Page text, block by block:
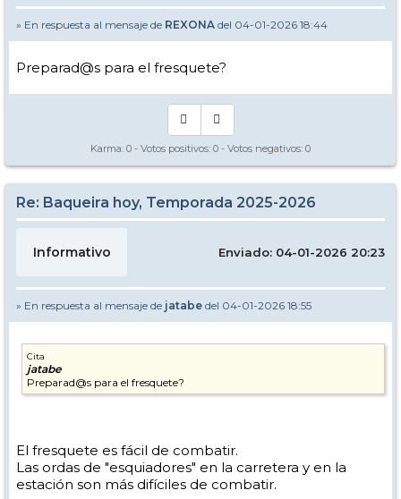
» En respuesta al mensaje de REXONA del 04-01-2026 18:44
Preparad@s para el fresquete?
Karma: 0 - Votos positivos: 0 - Votos negativos: 0
Re: Baqueira hoy, Temporada 2025-2026
Informativo Enviado: 04-01-2026 20:23
» En respuesta al mensaje de jatabe del 04-01-2026 18:55
Cita
jatabe
Preparad@s para el fresquete?
El fresquete es fácil de combatir.
Las ordas de "esquiadores" en la carretera y en la
estación son más difíciles de combatir.